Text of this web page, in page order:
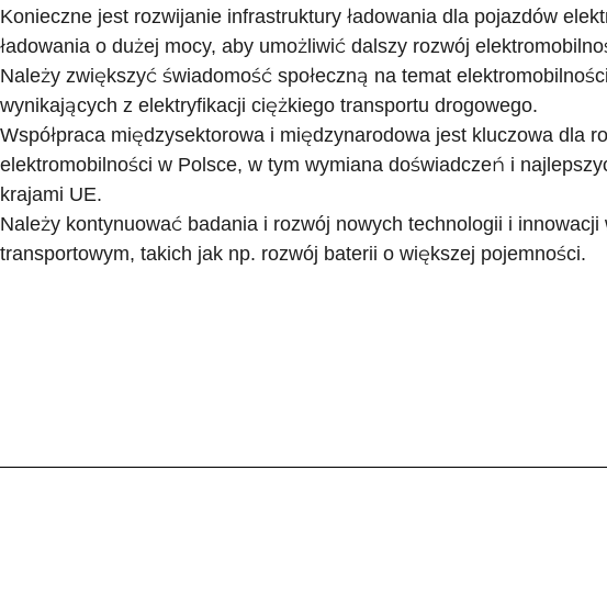
Konieczne jest rozwijanie infrastruktury ładowania dla pojazdów
ładowania o dużej mocy, aby umożliwić dalszy rozwój
Należy zwiększyć świadomość społeczną na temat
wynikających z elektryfikacji ciężkiego transportu drogowego.
Współpraca międzysektorowa i międzynarodowa jest kluczowa dla
elektromobilności w Polsce, w tym wymiana doświadczeń i
krajami UE.
Należy kontynuować badania i rozwój nowych technologii i innowacji
transportowym, takich jak np. rozwój baterii o większej pojemności.